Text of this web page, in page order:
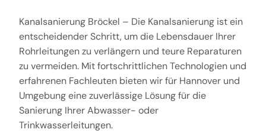
Kanalsanierung Bröckel – Die Kanalsanierung ist ein
entscheidender Schritt, um die Lebensdauer Ihrer
Rohrleitungen zu verlängern und teure Reparaturen
zu vermeiden. Mit fortschrittlichen Technologien und
erfahrenen Fachleuten bieten wir für Hannover und
Umgebung eine zuverlässige Lösung für die
Sanierung Ihrer Abwasser- oder
Trinkwasserleitungen.